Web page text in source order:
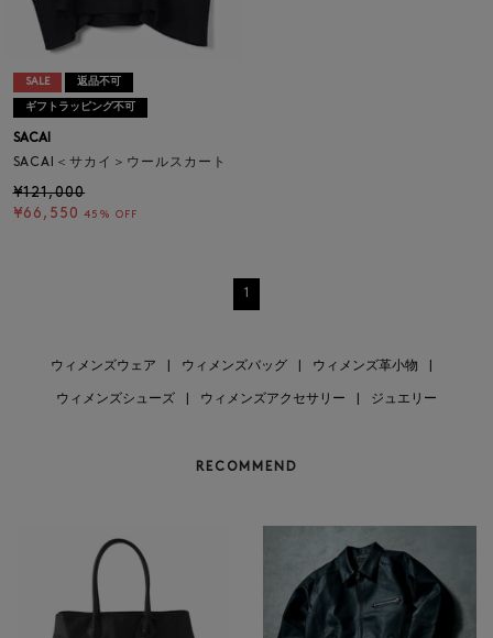
SALE 返品不可
ギフトラッピング不可
SACAI
SACAI＜サカイ＞ウールスカート
¥121,000
¥66,550 45% OFF
1
ウィメンズウェア ウィメンズバッグ ウィメンズ革小物
ウィメンズシューズ ウィメンズアクセサリー ジュエリー
RECOMMEND